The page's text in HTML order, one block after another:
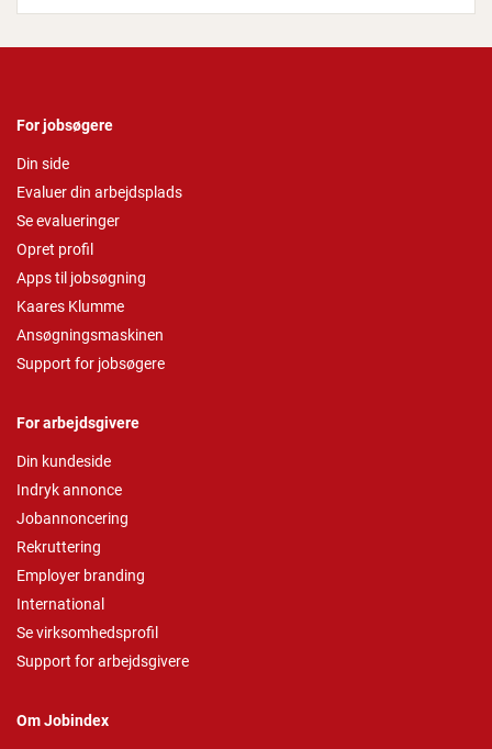
For jobsøgere
Din side
Evaluer din arbejdsplads
Se evalueringer
Opret profil
Apps til jobsøgning
Kaares Klumme
Ansøgningsmaskinen
Support for jobsøgere
For arbejdsgivere
Din kundeside
Indryk annonce
Jobannoncering
Rekruttering
Employer branding
International
Se virksomhedsprofil
Support for arbejdsgivere
Om Jobindex